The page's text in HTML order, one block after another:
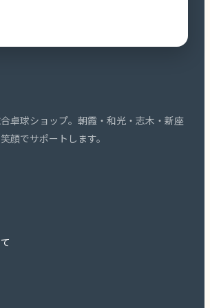
卓球ショップ。朝霞・和光・志木・新座
顔でサポートします。